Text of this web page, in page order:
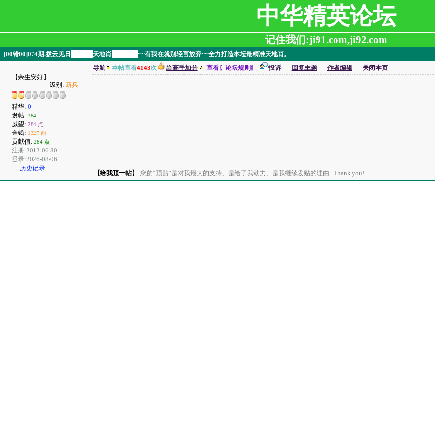
中华精英论坛
记住我们:ji91.com,ji92.com
[00错00]074期.拨云见日█████天地肖██████~~有我在就别轻言放弃~~全力打造本坛最精准天地肖。
【余生安好】
级别: 新兵
精华: 0
发帖: 284
威望: 284 点
金钱: 1327 两
贡献值: 284 点
注册:2012-06-30
登录:2026-08-06
历史记录
导航 本帖查看4143次 给高手加分 查看〖论坛规则〗 投诉 回复主题 作者编辑 关闭本页
【给我顶一帖】 您的“顶贴”是对我最大的支持、是给了我动力、是我继续发贴的理由...Thank you!